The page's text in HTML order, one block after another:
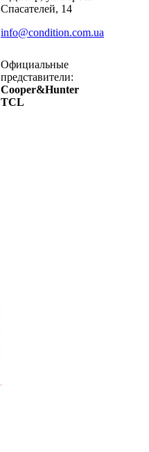
Спасателей, 14
info@condition.com.ua
Официальные
представители:
Cooper&Hunter
TCL